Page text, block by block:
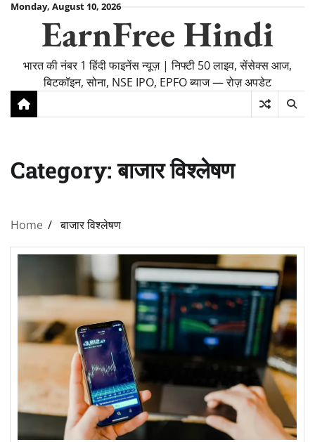
SkipMonday, August 10, 2026
EarnFree Hindi
भारत की नंबर 1 हिंदी फाइनेंस न्यूज़ | निफ्टी 50 लाइव, सेंसेक्स आज,
बिटकॉइन, सोना, NSE IPO, EPFO ब्याज — रोज़ अपडेट
Category:बाजार विश्लेषण
Home बाजार विश्लेषण